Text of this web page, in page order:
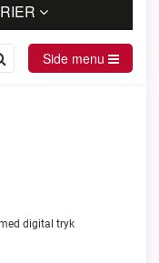
Side menu
digital tryk